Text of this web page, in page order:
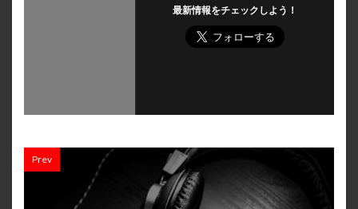
最新情報をチェックしよう！
Prev